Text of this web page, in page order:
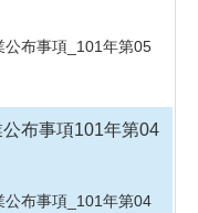
公布事項_101年第05
布事項101年第04
公布事項_101年第04